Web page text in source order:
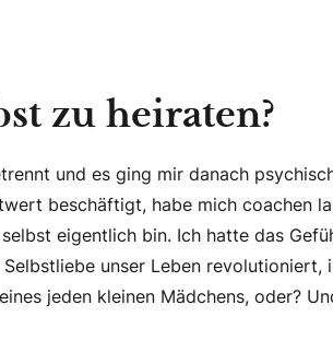
zu heiraten?
und es ging mir danach
beschäftigt, habe mich coachen
eigentlich bin. Ich hatte das
unser Leben
jeden kleinen Mädchens, oder?